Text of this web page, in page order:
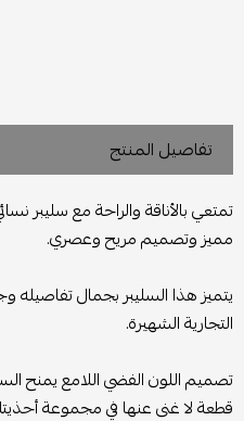
تفاصيل المنتج
تمتعي بالأناقة والراحة مع سليبر
مميز وتصميم مريح وعصري.
يتميز هذا السليبر بجمال تفاصيله
التجارية الشهيرة.
تصميم اللون الفضي اللامع يمنح
قطعة لا غنى عنها في مجموعة